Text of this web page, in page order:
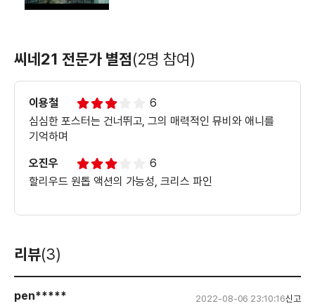
씨네21 전문가 별점(2명 참여)
이용철
6
심심한 포스터는 건너뛰고, 그의 매력적인 뮤비와 애니를
기억하며
오진우
6
할리우드 원톱 액션의 가능성, 크리스 파인
리뷰(3)
pen***** 2022-08-06 23:10:16신고